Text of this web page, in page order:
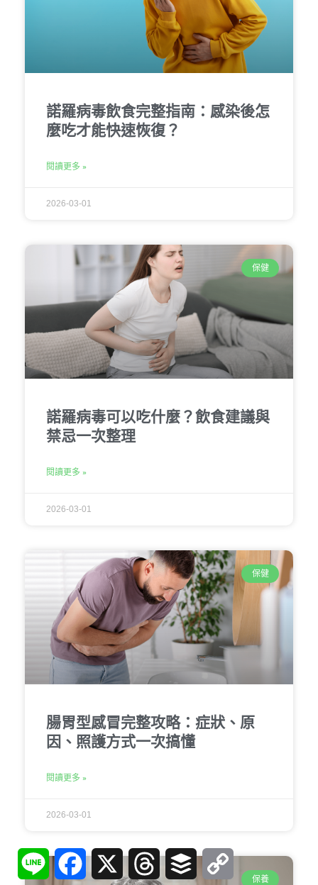
諾羅病毒飲食完整指南：感染後怎
麼吃才能快速恢復？
閱讀更多 »
2026-03-01
保健
諾羅病毒可以吃什麼？飲食建議與
禁忌一次整理
閱讀更多 »
2026-03-01
保健
腸胃型感冒完整攻略：症狀、原
因、照護方式一次搞懂
閱讀更多 »
2026-03-01
保養
Line Facebook
X ThreadsBuffer Copy